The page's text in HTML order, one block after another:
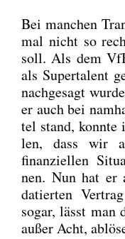
Bei man­chen
mal nicht so
soll. Als dem
als Super­ta­lent
nach­ge­sagt
er auch bei
tel stand,
len, dass wir
finan­zi­el­len
nen. Nun hat er
datier­ten
sogar, lässt man
außer Acht,